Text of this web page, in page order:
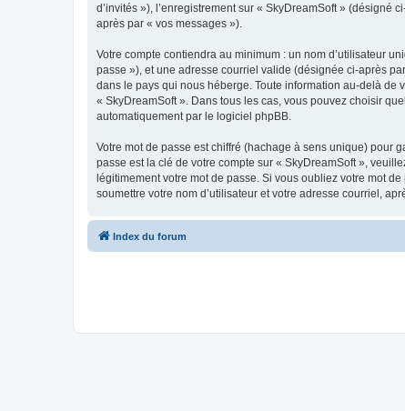
d’invités »), l’enregistrement sur « SkyDreamSoft »
après par « vos messages »).
Votre compte contiendra au minimum : un nom d’utilisateur
passe »), et une adresse courriel valide (désignée ci-après
dans le pays qui nous héberge. Toute information au-delà de
« SkyDreamSoft ». Dans tous les cas, vous pouvez choisir
automatiquement par le logiciel phpBB.
Votre mot de passe est chiffré (hachage à sens unique) pour
passe est la clé de votre compte sur « SkyDreamSoft »,
légitimement votre mot de passe. Si vous oubliez votre mot
soumettre votre nom d’utilisateur et votre adresse courriel,
Index du forum